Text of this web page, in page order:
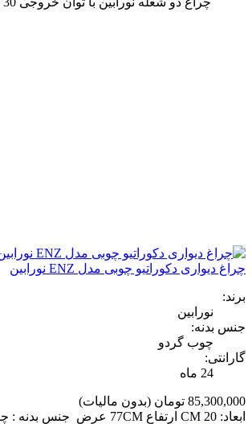
چراغ دیواری دکوراتیو چوبی مدل ENZ نورابین
برند:
نورابین
جنس بدنه:
چوب گردو
گارانتی:
24 ماه
85,300,000 تومان
(بدون مالیات)
ابعاد: 20 CM ارتفاع 77CM عرض جنس بدنه : چوب گردو گارانتی : 24 ماه نوع نصب : دیواری دکوراتیو نوع مبدل : 12 ولت ترانس دار